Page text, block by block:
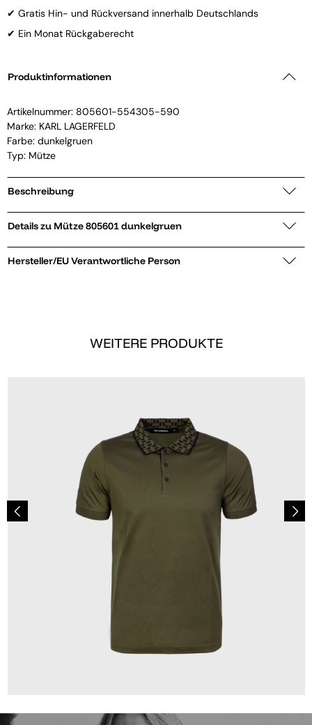
✔ Gratis Hin- und Rückversand innerhalb Deutschlands
✔ Ein Monat Rückgaberecht
Produktinformationen
Artikelnummer: 805601-554305-590
Marke: KARL LAGERFELD
Farbe: dunkelgruen
Typ: Mütze
Beschreibung
Details zu Mütze 805601 dunkelgruen
Hersteller/EU Verantwortliche Person
WEITERE PRODUKTE